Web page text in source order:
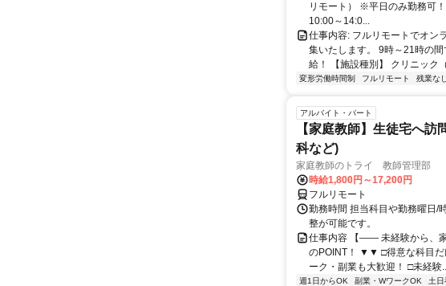
リモート） ※平日のみ勤務可
10:00～14:0...
仕事内容: フルリモートでオン
集いたします。 9時～21時の
給！ 【施設種別】 クリニック
変形労働時間制 フルリモート 残業なし
アルバイト・パート
【家庭教師】生徒宅へ
科など)
家庭教師のトライ 教師管理部
時給1,800円～17,200円
フルリモート
勤務時間 担当科目や勤務曜日/
整が可能です。
仕事内容 【―― 未経験から、
のPOINT！ ▼▼ □得意な科目だ
ーク・副業も大歓迎！ □未経験
週1日からOK 副業・WワークOK 土